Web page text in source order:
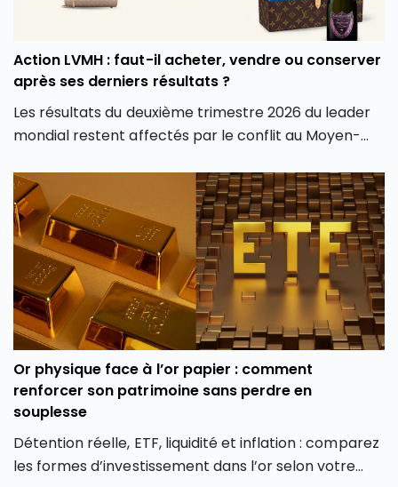
profiter et investir en Bourse dans l’action Safran
(SAF) ? L’action Safran fait-elle partie des meilleures
actions PEA aujourd’hui ? Faut-il l’ajouter aux
meilleurs Compte-Titres Ordinaires ? Découvrez
l’analyse de l’action Safran.
Action LVMH : faut-il acheter, vendre ou conserver
après ses derniers résultats ?
Les résultats du deuxième trimestre 2026 du leader
mondial restent affectés par le conflit au Moyen-
faible hausse de la croissance de l’entreprise LVMH
au T2 2026 tempère les espoirs des investisseurs sur
une potentielle reprise de l’industrie du luxe après
deux ans de ralentissement.
Après une année 2025 marquée par une volatilité
extrême, l’action LVMH affiche un recul de plus de 28
% depuis le début de l’année 2026, faisant du groupe
français l’une des plus faibles performances des
actions à grande capitalisation d’Europe. Ce repli
constitue-t-il une opportunité d’achat ou le signe
d’une baisse plus durable de l’action LVMH ?
Or physique face à l’or papier : comment
renforcer son patrimoine sans perdre en
souplesse
Détention réelle, ETF, liquidité et inflation : comparez
les formes d’investissement dans l’or selon votre